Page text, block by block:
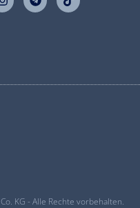
KG - Alle Rechte vorbehalten.